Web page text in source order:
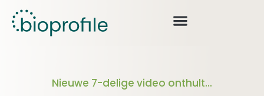
Nieuwe 7-delige video onthult...